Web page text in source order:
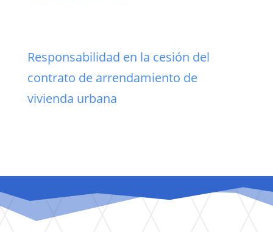
Responsabilidad en la cesión del
contrato de arrendamiento de
vivienda urbana